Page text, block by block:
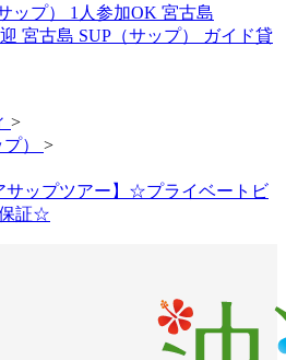
ップ） 1人参加OK 宮古島
宮古島 SUP（サップ） ガイド貸
>
） >
サップツアー】☆プライベートビ
証☆